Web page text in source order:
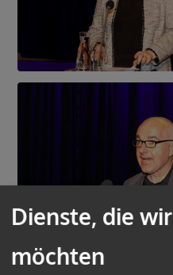
Dienste, die
möchten